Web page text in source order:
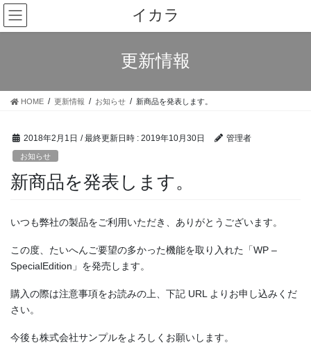
コ
ン
テ
ス
ナ
ビ
ゲ
ン
イカラ
更新情報
HOME 更新情報 お知らせ 新商品を発表します。
2018年2月1日 / 最終更新日時 : 2019年10月30日 管理者
お知らせ
新商品を発表します。
いつも弊社の製品をご利用いただき、ありがとうございます。
この度、たいへんご要望の多かった機能を取り入れた「WP –
SpecialEdition」を発売します。
購入の際は注意事項をお読みの上、下記 URL よりお申し込みくだ
さい。
今後も株式会社サンプルをよろしくお願いします。